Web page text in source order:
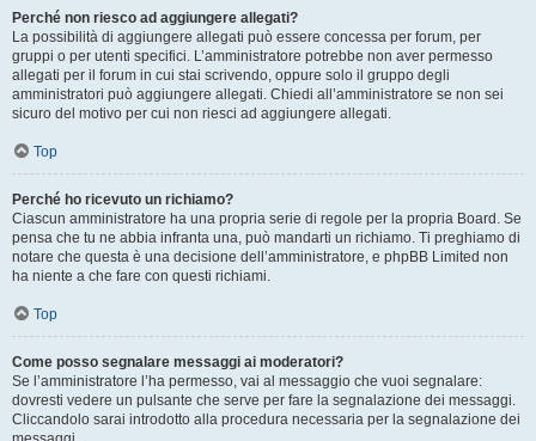
Perché non riesco ad aggiungere allegati?
La possibilità di aggiungere allegati può essere concessa per forum, per
gruppi o per utenti specifici. L’amministratore potrebbe non aver permesso
allegati per il forum in cui stai scrivendo, oppure solo il gruppo degli
amministratori può aggiungere allegati. Chiedi all’amministratore se non sei
sicuro del motivo per cui non riesci ad aggiungere allegati.
Top
Perché ho ricevuto un richiamo?
Ciascun amministratore ha una propria serie di regole per la propria Board. Se
pensa che tu ne abbia infranta una, può mandarti un richiamo. Ti preghiamo di
notare che questa è una decisione dell’amministratore, e phpBB Limited non
ha niente a che fare con questi richiami.
Top
Come posso segnalare messaggi ai moderatori?
Se l’amministratore l’ha permesso, vai al messaggio che vuoi segnalare:
dovresti vedere un pulsante che serve per fare la segnalazione dei messaggi.
Cliccandolo sarai introdotto alla procedura necessaria per la segnalazione dei